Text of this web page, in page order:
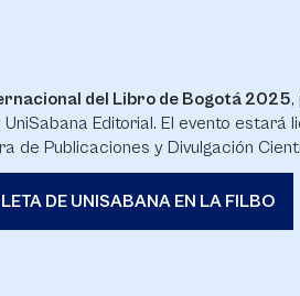
del Libro de Bogotá 2025,
Editorial. El evento estará
de Publicaciones y Divulgación
DE UNISABANA EN LA FILBO